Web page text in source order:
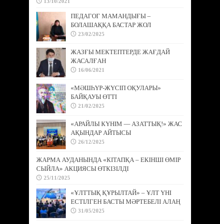
ПЕДАГОГ МАМАНДЫҒЫ –
БОЛАШАҚҚА БАСТАР ЖОЛ
23/02/2025
ЖАЗҒЫ МЕКТЕПТЕРДЕ ЖАҒДАЙ
ЖАСАЛҒАН
16/06/2021
«МӘШҺҮР-ЖҮСІП ОҚУЛАРЫ»
БАЙҚАУЫ ӨТТІ
21/02/2025
«АРАЙЛЫ КҮНІМ — АЗАТТЫҚ!» ЖАС
АҚЫНДАР АЙТЫСЫ
26/12/2025
ЖАРМА АУДАНЫНДА «КІТАПҚА – ЕКІНШІ ӨМІР
СЫЙЛА» АКЦИЯСЫ ӨТКІЗІЛДІ
25/11/2025
«ҰЛТТЫҚ ҚҰРЫЛТАЙ» – ҰЛТ ҮНІ
ЕСТІЛГЕН БАСТЫ МӘРТЕБЕЛІ АЛАҢ
31/05/2025